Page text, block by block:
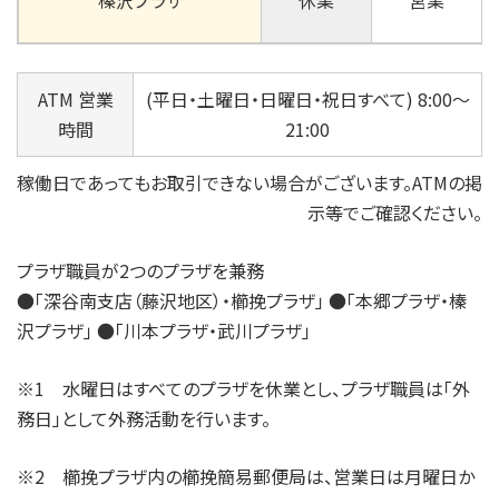
ATM 営業
時間
(平日・土曜日・日曜日・祝日すべて) 8:00～
21:00
稼働日であってもお取引できない場合がございます。ATMの掲
示等でご確認ください。
プラザ職員が2つのプラザを兼務
●「深谷南支店（藤沢地区）・櫛挽プラザ」 ●「本郷プラザ・榛
沢プラザ」 ●「川本プラザ・武川プラザ」
※1 水曜日はすべてのプラザを休業とし、プラザ職員は「外
務日」として外務活動を行います。
※2 櫛挽プラザ内の櫛挽簡易郵便局は、営業日は月曜日か